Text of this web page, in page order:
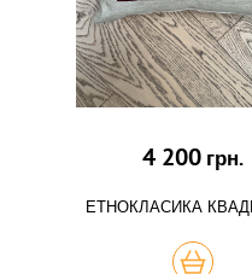
4 200 грн.
ЕТНОКЛАСИКА
КУПИТЬ